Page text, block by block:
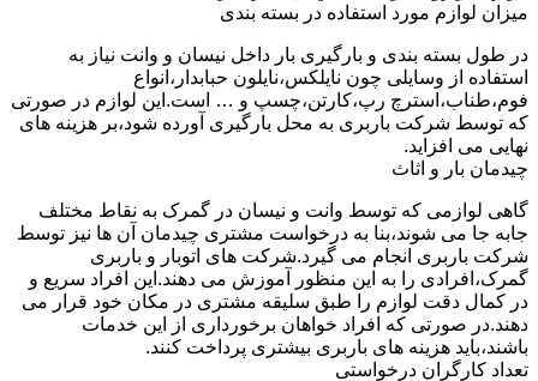
میزان لوازم مورد استفاده در بسته بندی
در طول بسته بندی و بارگیری بار داخل نیسان و وانت نیاز به
استفاده از وسایلی چون نایلکس،نایلون حبابدار،انواع
فوم،طناب،استرچ رپ،کارتن،چسپ و … است.این لوازم در صورتی
که توسط شرکت باربری به محل بارگیری آورده شود،بر هزینه های
نهایی می افزاید.
چیدمان بار و اثاث
گاهی لوازمی که توسط وانت و نیسان در گمرک به نقاط مختلف
جابه جا می شوند،بنا به درخواست مشتری چیدمان آن ها نیز توسط
شرکت باربری انجام می گیرد.شرکت های اتوبار و باربری
گمرک،افرادی را به این منظور آموزش می دهند.این افراد سریع و
در کمال دقت لوازم را طبق سلیقه مشتری در مکان خود قرار می
دهند.در صورتی که افراد خواهان برخورداری از این خدمات
باشند،باید هزینه های باربری بیشتری پرداخت کنند.
تعداد کارگران درخواستی